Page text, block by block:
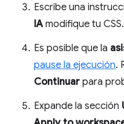
Escribe una
IA modifique tu CSS.
Es posible que la
pause la ejecución.
Continuar para
Expande la sección